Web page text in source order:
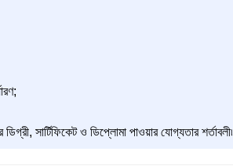
সার্টিফিকেট ও ডিপ্লোমা পাওয়ার যোগ্যতার শর্তাবলী৷